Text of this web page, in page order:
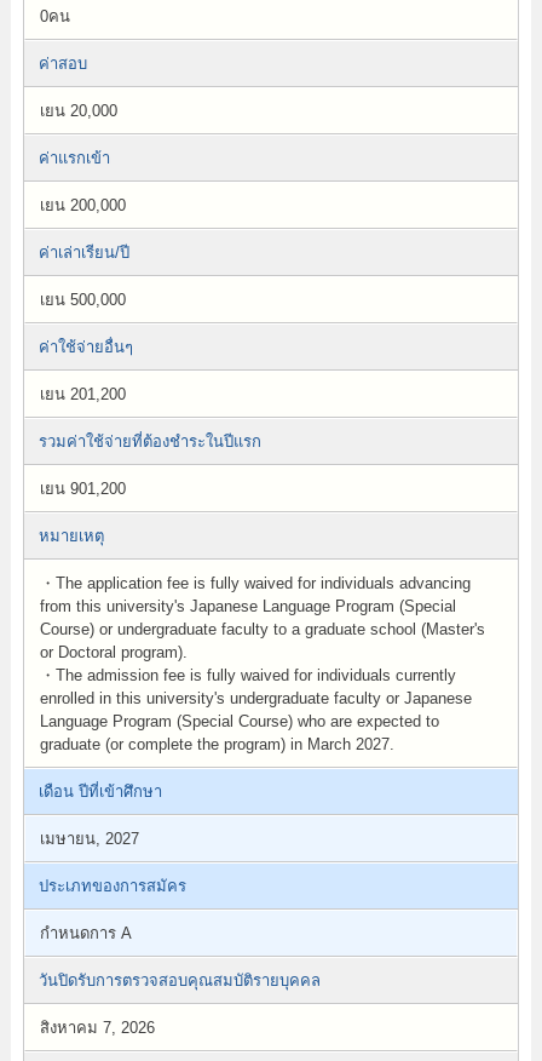
0คน
ค่าสอบ
เยน 20,000
ค่าแรกเข้า
เยน 200,000
ค่าเล่าเรียน/ปี
เยน 500,000
ค่าใช้จ่ายอื่นๆ
เยน 201,200
รวมค่าใช้จ่ายที่ต้องชำระในปีแรก
เยน 901,200
หมายเหตุ
・The application fee is fully waived for individuals advancing
from this university's Japanese Language Program (Special
Course) or undergraduate faculty to a graduate school (Master's
or Doctoral program).
・The admission fee is fully waived for individuals currently
enrolled in this university's undergraduate faculty or Japanese
Language Program (Special Course) who are expected to
graduate (or complete the program) in March 2027.
เดือน ปีที่เข้าศึกษา
เมษายน, 2027
ประเภทของการสมัคร
กำหนดการ A
วันปิดรับการตรวจสอบคุณสมบัติรายบุคคล
สิงหาคม 7, 2026